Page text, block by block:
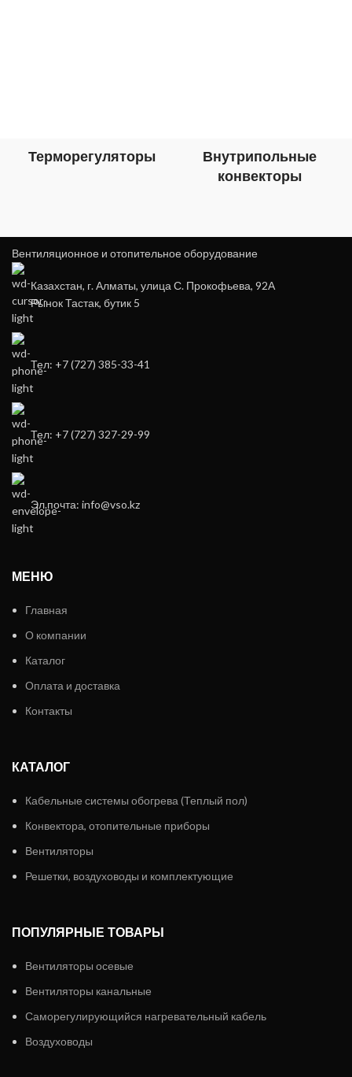
Терморегуляторы
Внутрипольные
конвекторы
Вентиляционное и отопительное оборудование
Казахстан, г. Алматы, улица С. Прокофьева, 92А
Рынок Тастак, бутик 5
Тел: +7 (727) 385-33-41
Тел: +7 (727) 327-29-99
Эл.почта: info@vso.kz
МЕНЮ
Главная
О компании
Каталог
Оплата и доставка
Контакты
КАТАЛОГ
Кабельные системы обогрева (Теплый пол)
Конвектора, отопительные приборы
Вентиляторы
Решетки, воздуховоды и комплектующие
ПОПУЛЯРНЫЕ ТОВАРЫ
Вентиляторы осевые
Вентиляторы канальные
Саморегулирующийся нагревательный кабель
Воздуховоды